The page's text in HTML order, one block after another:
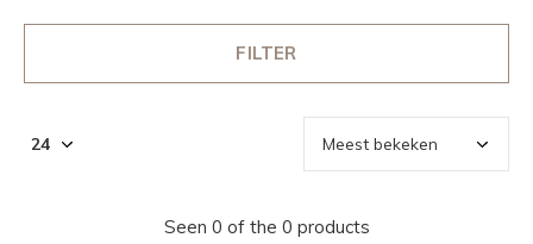
FILTER
Seen 0 of the 0 products